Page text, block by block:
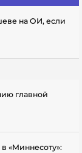
на ОИ, если
главной
«Миннесоту»: